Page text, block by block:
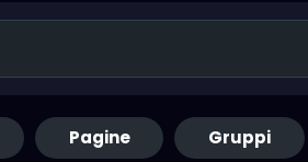
Pagine Gruppi